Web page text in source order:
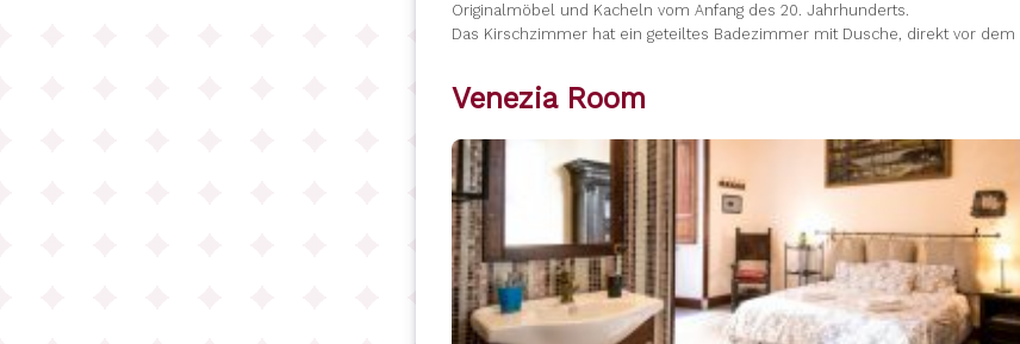
Originalmöbel und Kacheln vom Anfang des 20. Jahrhunderts.
Das Kirschzimmer hat ein geteiltes Badezimmer mit Dusche, direkt vor dem
Venezia Room